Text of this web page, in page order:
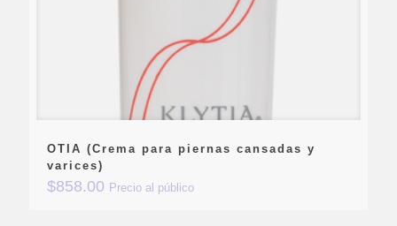
OTIA (Crema para piernas cansadas y
varices)
$858.00 Precio al público